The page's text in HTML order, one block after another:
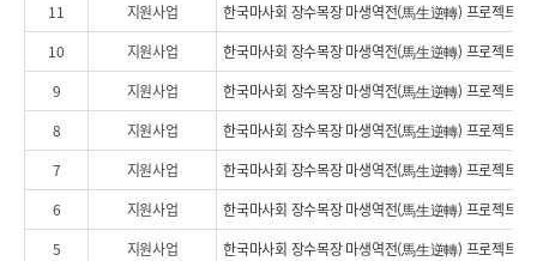
11
지원사업
한국마사회 장수목장 마생역전(馬生逆轉) 프로젝트 4
10
지원사업
9
지원사업
8
지원사업
7
지원사업
한국마사회 장수목장 마생역전(馬生逆轉) 프로젝트 2
6
지원사업
한국마사회 장수목장 마생역전(馬生逆轉) 프로젝트 2
5
지원사업